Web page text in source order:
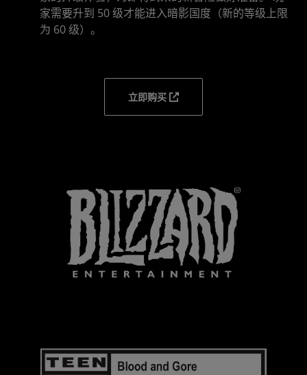
家需要升到 50 级才能进入暗影国度（新的等级上限
为 60 级）。
立即购买